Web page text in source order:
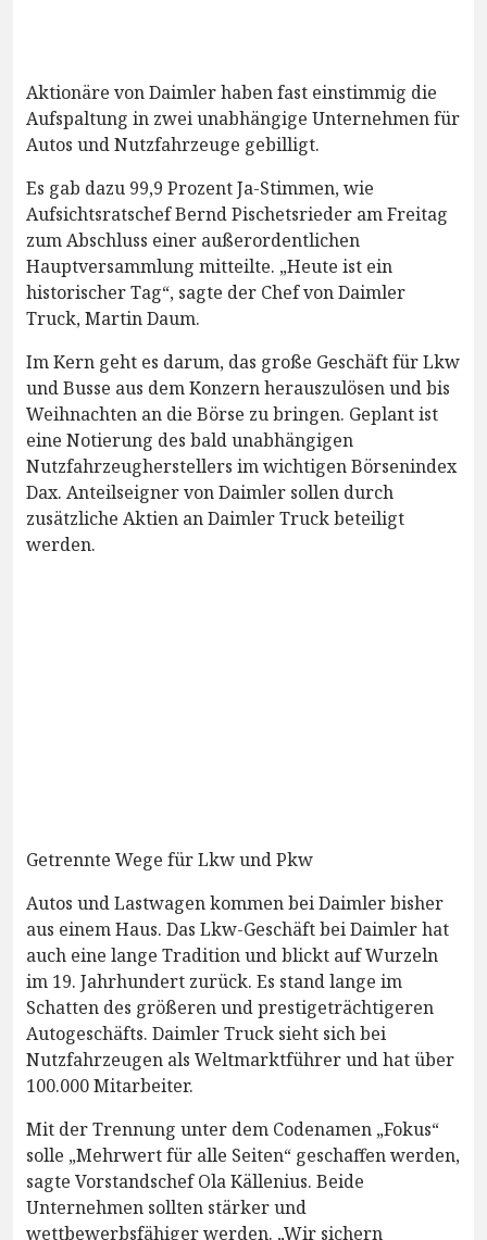
Aktionäre von Daimler haben fast einstimmig die
Aufspaltung in zwei unabhängige Unternehmen für
Autos und Nutzfahrzeuge gebilligt.
Es gab dazu 99,9 Prozent Ja-Stimmen, wie
Aufsichtsratschef Bernd Pischetsrieder am Freitag
zum Abschluss einer außerordentlichen
Hauptversammlung mitteilte. „Heute ist ein
historischer Tag“, sagte der Chef von Daimler
Truck, Martin Daum.
Im Kern geht es darum, das große Geschäft für Lkw
und Busse aus dem Konzern herauszulösen und bis
Weihnachten an die Börse zu bringen. Geplant ist
eine Notierung des bald unabhängigen
Nutzfahrzeugherstellers im wichtigen Börsenindex
Dax. Anteilseigner von Daimler sollen durch
zusätzliche Aktien an Daimler Truck beteiligt
werden.
Getrennte Wege für Lkw und Pkw
Autos und Lastwagen kommen bei Daimler bisher
aus einem Haus. Das Lkw-Geschäft bei Daimler hat
auch eine lange Tradition und blickt auf Wurzeln
im 19. Jahrhundert zurück. Es stand lange im
Schatten des größeren und prestigeträchtigeren
Autogeschäfts. Daimler Truck sieht sich bei
Nutzfahrzeugen als Weltmarktführer und hat über
100.000 Mitarbeiter.
Mit der Trennung unter dem Codenamen „Fokus“
solle „Mehrwert für alle Seiten“ geschaffen werden,
sagte Vorstandschef Ola Källenius. Beide
Unternehmen sollten stärker und
wettbewerbsfähiger werden. „Wir sichern